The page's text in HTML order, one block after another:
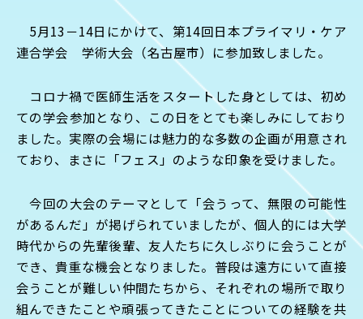
5月13－14日にかけて、第14回日本プライマリ・ケア
連合学会 学術大会（名古屋市）に参加致しました。
コロナ禍で医師生活をスタートした身としては、初め
ての学会参加となり、この日をとても楽しみにしており
ました。実際の会場には魅力的な多数の企画が用意され
ており、まさに「フェス」のような印象を受けました。
今回の大会のテーマとして「会うって、無限の可能性
があるんだ」が掲げられていましたが、個人的には大学
時代からの先輩後輩、友人たちに久しぶりに会うことが
でき、貴重な機会となりました。普段は遠方にいて直接
会うことが難しい仲間たちから、それぞれの場所で取り
組んできたことや頑張ってきたことについての経験を共